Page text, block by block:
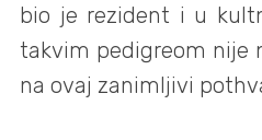
bio je rezident i u
takvim pedigreom nije
na ovaj zanimljivi